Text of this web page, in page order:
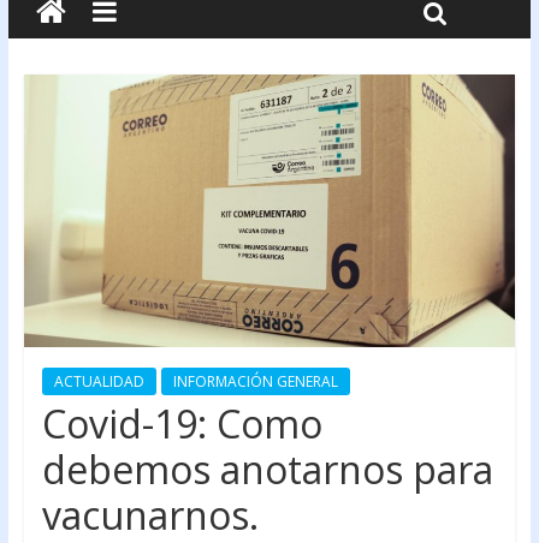
ACTUALIDAD INFORMACIÓN GENERAL
Covid-19: Como
debemos anotarnos para
vacunarnos.